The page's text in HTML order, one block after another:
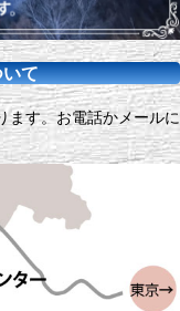
て
ます。お電話かメールに